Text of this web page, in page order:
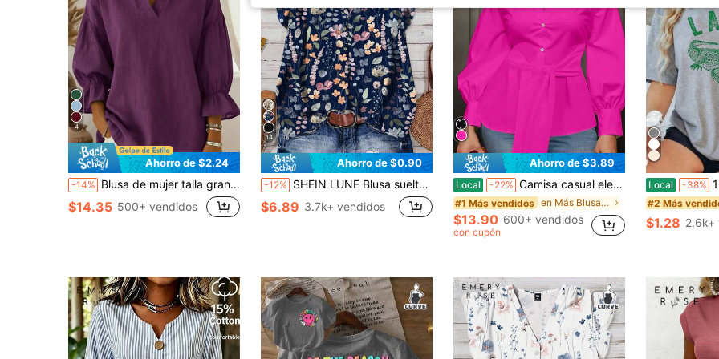
4
Ahorro de $2.24
-14% Blusa de mujer talla grande de unicolor con cuello y mangas abullonadas
$14.35 500+ vendidos
14
Ahorro de $0.90
-12% SHEIN LUNE Blusa suelta con mangas de volantes elegante y casual para vacaciones, estilo minimalista adecuado para el verano, con cierre de botones delanteros, con estampado floral diminuto y de flores vintage, blusas elegantes para mujeres de talla grande en otoño/invierno
$6.89 3.7k+ vendidos
Ahorro de $3.89
Local -22% Camisa casual elegante de manga larga, de un solo pecho, con cinturón de amarre, de unicolor, para mujer de talla grande
#1 Más vendidos en Más Blusas Peplum de talla grande
$13.90 600+ vendidos
con cupón
Local -38% 1 pieza, 2026, 100 %
#2 Más
$1.28 2.6k+